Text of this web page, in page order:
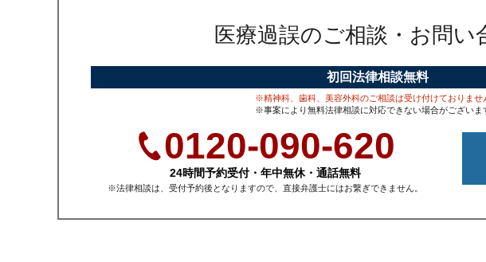
医療過誤のご相談 ・お問い
初回法律相談無料
※精神科、歯科、美容外科のご相談は受け付けておりませ
※事案により無料法律相談に対応できない場合がございま
0120-090-620
24時間予約受付・年中無休・通話無料
※法律相談は、受付予約後となりますので、直接弁護士にはお繋ぎできません。